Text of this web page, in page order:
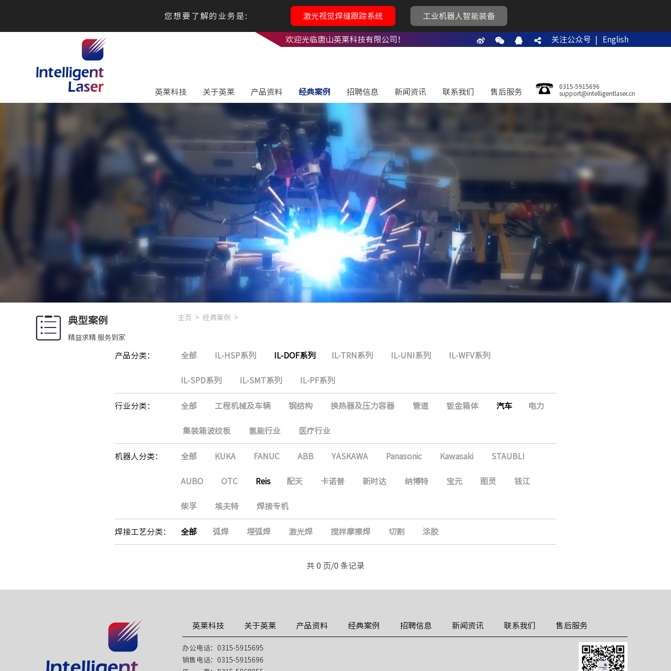
您想要了解的业务是: 激光视觉焊缝跟踪系统 工业机器人智能装备
欢迎光临唐山英莱科技有限公司！ 关注公众号 | English
英莱科技 关于英莱 产品资料 经典案例 招聘信息 新闻资讯 联系我们 售后服务
0315-5915696
support@intelligentlaser.cn
典型案例
精益求精 服务到家
主页 > 经典案例 >
产品分类： 全部 IL-HSP系列 IL-DOF系列 IL-TRN系列 IL-UNI系列 IL-WFV系列
IL-SPD系列 IL-SMT系列 IL-PF系列
行业分类： 全部 工程机械及车辆 钢结构 换热器及压力容器 管道 钣金箱体 汽车 电力
集装箱波纹板 氢能行业 医疗行业
机器人分类： 全部 KUKA FANUC ABB YASKAWA Panasonic Kawasaki STAUBLI
AUBO OTC Reis 配天 卡诺普 新时达 纳博特 宝元 图灵 钱江
柴孚 埃夫特 焊接专机
焊接工艺分类： 全部 弧焊 埋弧焊 激光焊 搅拌摩擦焊 切割 涂胶
共 0 页/0 条记录
英莱科技 关于英莱 产品资料 经典案例 招聘信息 新闻资讯 联系我们 售后服务
办公电话：0315-5915695
销售电话：0315-5915696